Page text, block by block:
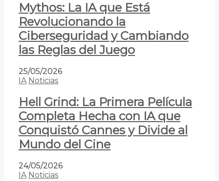
Mythos: La IA que Está
Revolucionando la
Ciberseguridad y Cambiando
las Reglas del Juego
25/05/2026
IA Noticias
Hell Grind: La Primera Película
Completa Hecha con IA que
Conquistó Cannes y Divide al
Mundo del Cine
24/05/2026
IA Noticias